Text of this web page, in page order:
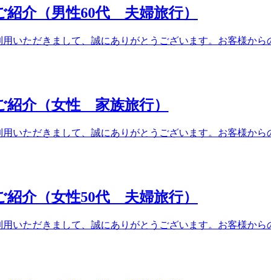
介（男性60代 夫婦旅行）
いただきまして、誠にありがとうございます。お客様か
紹介（女性 家族旅行）
いただきまして、誠にありがとうございます。お客様か
介（女性50代 夫婦旅行）
いただきまして、誠にありがとうございます。お客様か